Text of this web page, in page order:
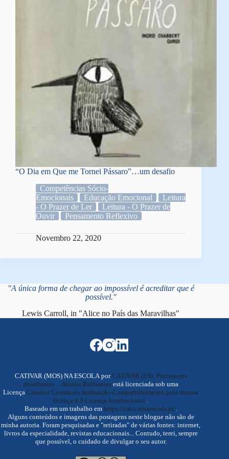
“O Dia em Que me Tornei Pássaro”…um desafio
Competências Sócio-
Emocionais
Educação Emocional
Leitura
- O Prazer de Ler
Leitura - O Prazer de
Ouvir
Pensamento Reflexivo
Novembro 22, 2020
"A única forma de chegar ao impossível é acreditar que é
possível."
Lewis Carroll, in "Alice no País das Maravilhas"
CATIVAR (MOS) NA ESCOLA porCATIVAR (ES): Professores
desafiantes ... Alunos Brilhantesestá licenciada sob uma
LicençaCreative Commons Atribuição-Compartilhamento pela mesma
licença 4.0 Licença Internacional .
Baseado em um trabalho em https://cativarnaescola.pt/.
Alguns conteúdos e imagens das postagens neste blogue não são de
minha autoria. Foram pesquisadas e "retiradas" de várias fontes: internet,
livros da especialidade, revistas educacionais... Contudo, terei, sempre
que possível, o cuidado de divulgar o seu autor.